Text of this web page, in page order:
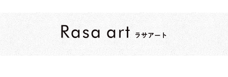
copyright (c) ラサアート all rights reserved.